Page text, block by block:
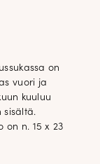
on
vuori ja
kuuluu
sisältä.
on n. 15 x 23